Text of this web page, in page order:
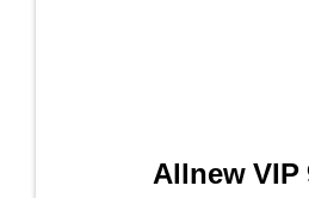
Allnew VIP